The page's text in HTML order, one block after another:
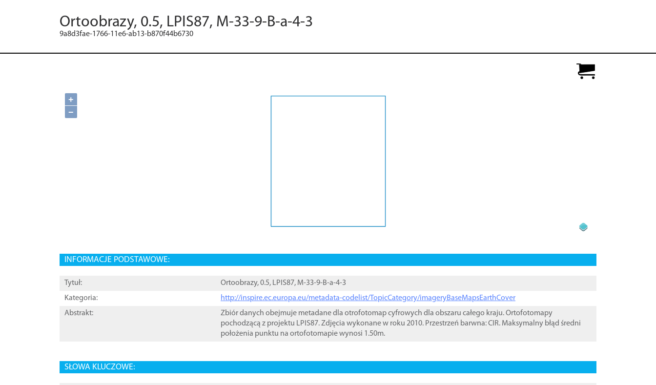
Ortoobrazy, 0.5, LPIS87, M-33-9-B-a-4-3
9a8d3fae-1766-11e6-ab13-b870f44b6730
+
−
INFORMACJE PODSTAWOWE:
Tytuł:
Ortoobrazy, 0.5, LPIS87, M-33-9-B-a-4-3
Kategoria:
http://inspire.ec.europa.eu/metadata-codelist/TopicCategory/imageryBaseMapsEarthCover
Abstrakt:
Zbiór danych obejmuje metadane dla otrofotomap cyfrowych dla obszaru całego kraju. Ortofotomapy
pochodzącą z projektu LPIS87. Zdjęcia wykonane w roku 2010. Przestrzeń barwna: CIR. Maksymalny błąd średni
położenia punktu na ortofotomapie wynosi 1.50m.
SŁOWA KLUCZOWE: